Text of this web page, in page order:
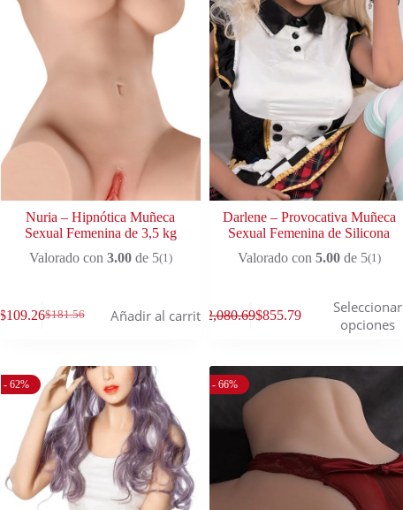
Nuria – Hipnótica Muñeca
Sexual Femenina de 3,5 kg
Valorado con 3.00de 5(1)
$181.56
$109.26 Añadir al carrito
Darlene – Provocativa Muñeca
Sexual Femenina de Silicona
Valorado con 5.00de 5(1)
$ 2,080.69$855.79
Seleccionar
opciones
- 62% - 66%